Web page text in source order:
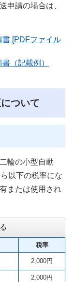
請の場合は、
[PDFファイル
（記載例）
ついて
輪の小型自動
以下の税率にな
または使用され
税率
2,000円
2,000円